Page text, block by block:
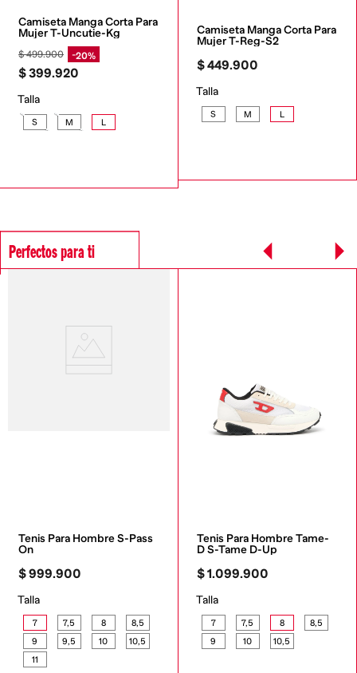
Camiseta Manga Corta Para
Mujer T-Uncutie-Kg
$499.900 20%
$399.920
Talla
S M L
Camiseta Manga Corta Para
Mujer T-Reg-S2
$449.900
Talla
S M L
Perfectos para ti
Tenis Para Hombre S-Pass
On
$999.900
Talla
7 7,5 8
8,5
9
9,5 10
10,5
11
Tenis Para Hombre Tame-
D S-Tame D-Up
$1.099.900
Talla
7 7,5 8
8,5
9
10 10,5